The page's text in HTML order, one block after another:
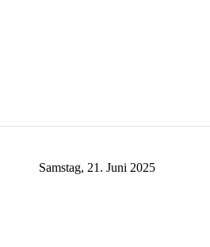
Samstag, 21. Juni 2025